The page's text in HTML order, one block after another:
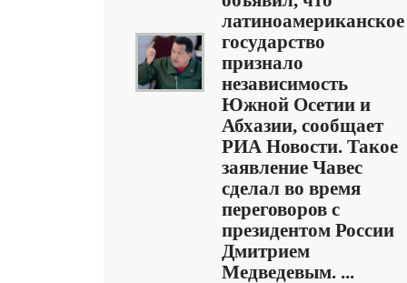
латиноамериканское
государство
признало
независимость
Южной Осетии и
Абхазии, сообщает
РИА Новости. Такое
заявление Чавес
сделал во время
переговоров с
президентом России
Дмитрием
Медведевым. ...